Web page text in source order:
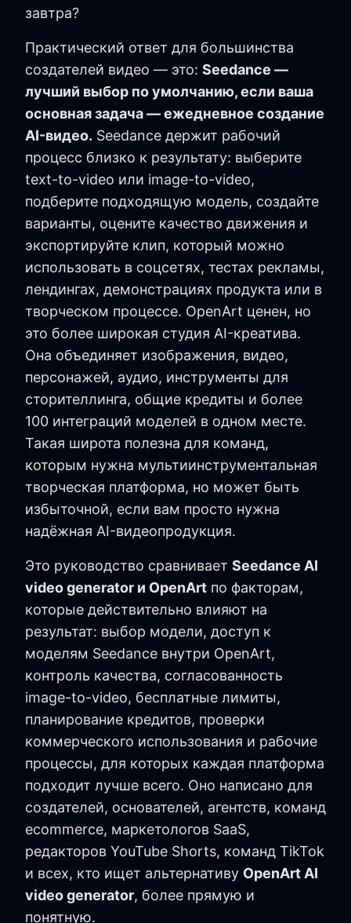
завтра?
Практический ответ для большинства
создателей видео — это: Seedance —
лучший выбор по умолчанию, если ваша
основная задача — ежедневное создание
AI-видео. Seedance держит рабочий
процесс близко к результату: выберите
text-to-video или image-to-video,
подберите подходящую модель, создайте
варианты, оцените качество движения и
экспортируйте клип, который можно
использовать в соцсетях, тестах рекламы,
лендингах, демонстрациях продукта или в
творческом процессе. OpenArt ценен, но
это более широкая студия AI-креатива.
Она объединяет изображения, видео,
персонажей, аудио, инструменты для
сторителлинга, общие кредиты и более
100 интеграций моделей в одном месте.
Такая широта полезна для команд,
которым нужна мультиинструментальная
творческая платформа, но может быть
избыточной, если вам просто нужна
надёжная AI-видеопродукция.
Это руководство сравнивает Seedance AI
video generator и OpenArt по факторам,
которые действительно влияют на
результат: выбор модели, доступ к
моделям Seedance внутри OpenArt,
контроль качества, согласованность
image-to-video, бесплатные лимиты,
планирование кредитов, проверки
коммерческого использования и рабочие
процессы, для которых каждая платформа
подходит лучше всего. Оно написано для
создателей, основателей, агентств, команд
ecommerce, маркетологов SaaS,
редакторов YouTube Shorts, команд TikTok
и всех, кто ищет альтернативу OpenArt AI
video generator, более прямую и
понятную.